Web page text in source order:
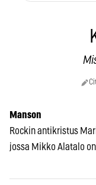
Manson
Rockin antikristus
jossa Mikko Alatalo